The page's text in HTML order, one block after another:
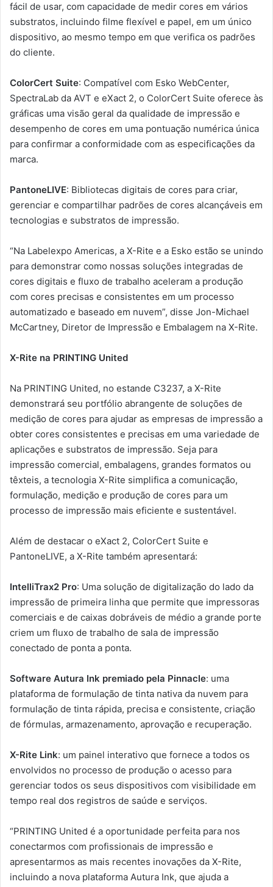
fácil de usar, com capacidade de medir cores em vários
substratos, incluindo filme flexível e papel, em um único
dispositivo, ao mesmo tempo em que verifica os padrões
do cliente.
ColorCert Suite: Compatível com Esko WebCenter,
SpectraLab da AVT e eXact 2, o ColorCert Suite oferece às
gráficas uma visão geral da qualidade de impressão e
desempenho de cores em uma pontuação numérica única
para confirmar a conformidade com as especificações da
marca.
PantoneLIVE: Bibliotecas digitais de cores para criar,
gerenciar e compartilhar padrões de cores alcançáveis ​​em
tecnologias e substratos de impressão.
“Na Labelexpo Americas, a X-Rite e a Esko estão se unindo
para demonstrar como nossas soluções integradas de
cores digitais e fluxo de trabalho aceleram a produção
com cores precisas e consistentes em um processo
automatizado e baseado em nuvem”, disse Jon-Michael
McCartney, Diretor de Impressão e Embalagem na X-Rite.
X-Rite na PRINTING United
Na PRINTING United, no estande C3237, a X-Rite
demonstrará seu portfólio abrangente de soluções de
medição de cores para ajudar as empresas de impressão a
obter cores consistentes e precisas em uma variedade de
aplicações e substratos de impressão. Seja para
impressão comercial, embalagens, grandes formatos ou
têxteis, a tecnologia X-Rite simplifica a comunicação,
formulação, medição e produção de cores para um
processo de impressão mais eficiente e sustentável.
Além de destacar o eXact 2, ColorCert Suite e
PantoneLIVE, a X-Rite também apresentará:
IntelliTrax2 ​​Pro: Uma solução de digitalização do lado da
impressão de primeira linha que permite que impressoras
comerciais e de caixas dobráveis ​​de médio a grande porte
criem um fluxo de trabalho de sala de impressão
conectado de ponta a ponta.
Software Autura Ink premiado pela Pinnacle: uma
plataforma de formulação de tinta nativa da nuvem para
formulação de tinta rápida, precisa e consistente, criação
de fórmulas, armazenamento, aprovação e recuperação.
X-Rite Link: um painel interativo que fornece a todos os
envolvidos no processo de produção o acesso para
gerenciar todos os seus dispositivos com visibilidade em
tempo real dos registros de saúde e serviços.
“PRINTING United é a oportunidade perfeita para nos
conectarmos com profissionais de impressão e
apresentarmos as mais recentes inovações da X-Rite,
incluindo a nova plataforma Autura Ink, que ajuda a